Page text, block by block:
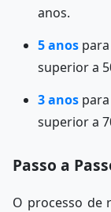
anos.
5 anos
superior a
3 anos
superior a
Passo a
O processo de